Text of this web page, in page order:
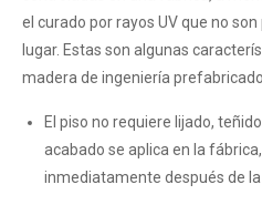
el curado por rayos UV que no
lugar. Estas son algunas
madera de ingeniería
El piso no requiere lijado,
acabado se aplica en la
inmediatamente después de